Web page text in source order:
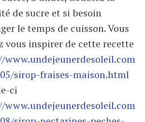
de sucre et si besoin
le temps de cuisson. Vous
vous inspirer de cette recette
sirop-fraises-maison.html
ci